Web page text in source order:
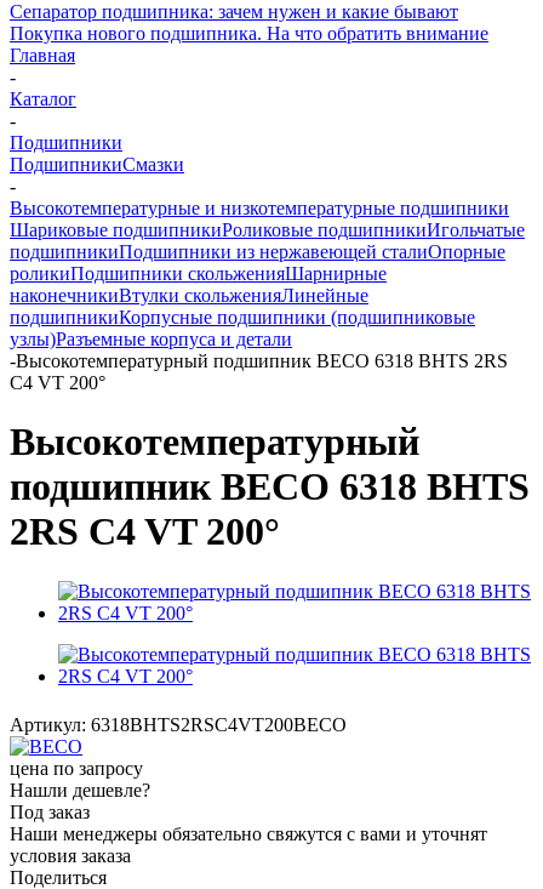
Сепаратор подшипника: зачем нужен и какие бывают
Покупка нового подшипника. На что обратить внимание
Главная
-
Каталог
-
Подшипники
ПодшипникиСмазки
-
Высокотемпературные и низкотемпературные подшипники
Шариковые подшипникиРоликовые подшипникиИгольчатые
подшипникиПодшипники из нержавеющей сталиОпорные
роликиПодшипники скольженияШарнирные
наконечникиВтулки скольженияЛинейные
подшипникиКорпусные подшипники (подшипниковые
узлы)Разъемные корпуса и детали
-Высокотемпературный подшипник BECO 6318 BHTS 2RS
C4 VT 200°
Высокотемпературный
подшипник BECO 6318 BHTS
2RS C4 VT 200°
Артикул: 6318BHTS2RSC4VT200BECO
цена по запросу
Нашли дешевле?
Под заказ
Наши менеджеры обязательно свяжутся с вами и уточнят
условия заказа
Поделиться